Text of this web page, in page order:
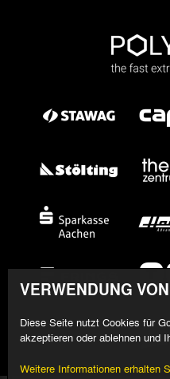
VERWENDUNG
Diese Seite nutzt Cookies für
akzeptieren oder ablehnen und
Weitere Informationen erhalten